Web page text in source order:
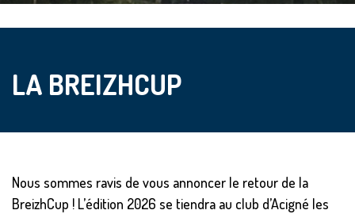
LA BREIZHCUP
Nous sommes ravis de vous annoncer le retour de la
BreizhCup ! L’édition 2026 se tiendra au club d’Acigné les